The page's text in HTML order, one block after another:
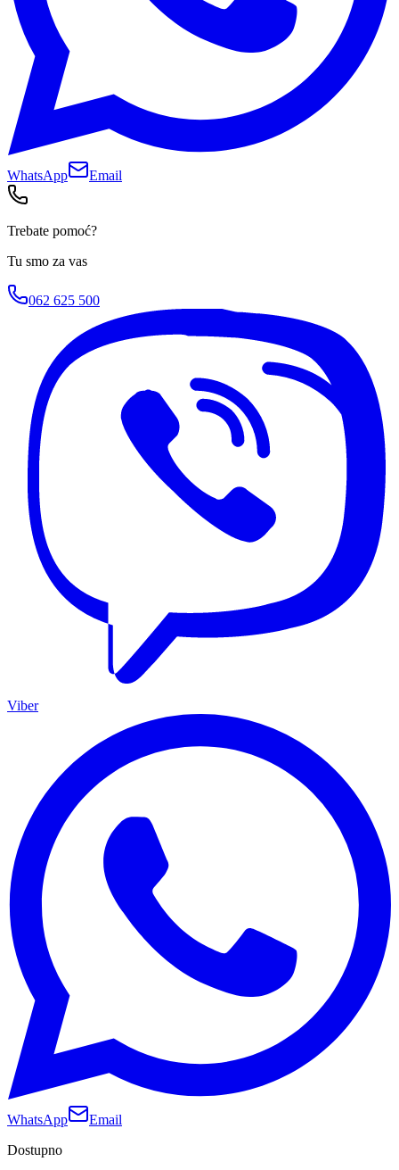
WhatsApp Email
Trebate pomoć?
Tu smo za vas
062 625 500
Viber
WhatsApp
Email
Dostupno